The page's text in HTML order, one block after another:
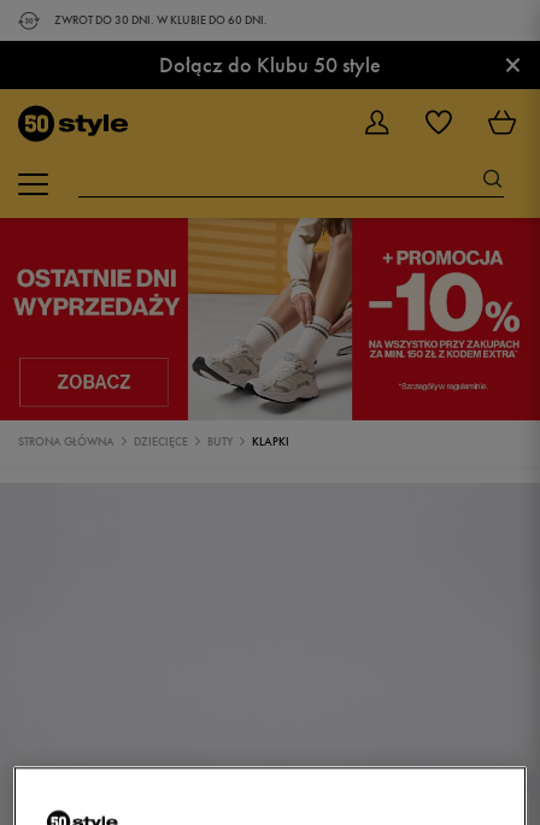
ZWROT DO 30 DNI. W KLUBIE DO 60 DNI.
Dołącz do Klubu 50 style ×
STRONA GŁÓWNA DZIECIĘCE BUTY KLAPKI